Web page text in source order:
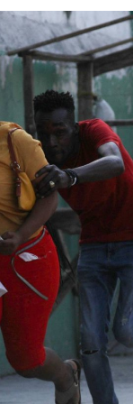
مع
البيلاروسية
ووسائل
المتعلّقة
التابعين
زيلينسكي
على أوامر من
أوقفا
إشراف» جهاز
مؤكدةً أنهما
وقتله». وكشفت